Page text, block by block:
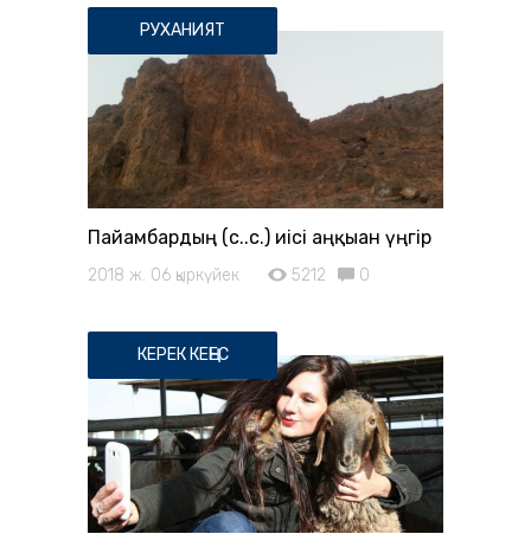
РУХАНИЯТ
Пайғамбардың (с.ғ.с.) иісі аңқыған үңгір
2018 ж. 06 қыркүйек 5212 0
КЕРЕК КЕҢЕС